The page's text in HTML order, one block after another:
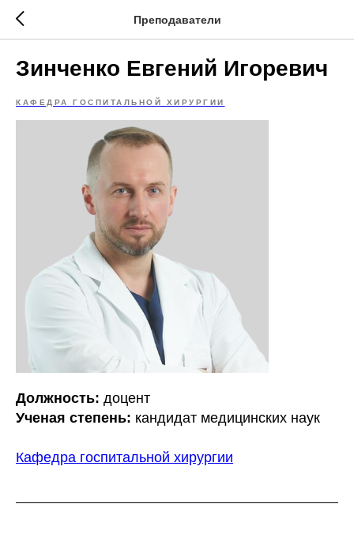
Преподаватели
Зинченко Евгений Игоревич
КАФЕДРА ГОСПИТАЛЬНОЙ ХИРУРГИИ
Должность: доцент
Ученая степень: кандидат медицинских наук
Кафедра госпитальной хирургии